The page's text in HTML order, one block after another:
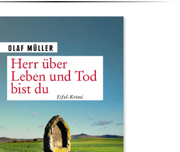
Historie:
Mythen, Märchen & Legenden (2025)
Sightseeing:
Die Eifel entdecken
Eifelevents